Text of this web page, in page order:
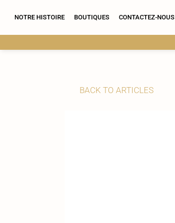
NOTRE HISTOIRE BOUTIQUES CONTACTEZ-NOUS
BACK TO ARTICLES